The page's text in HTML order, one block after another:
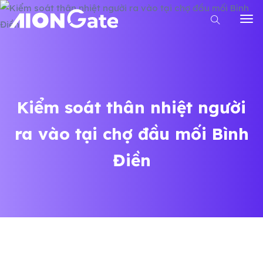
Kiểm soát thân nhiệt người
ra vào tại chợ đầu mối Bình
Điền